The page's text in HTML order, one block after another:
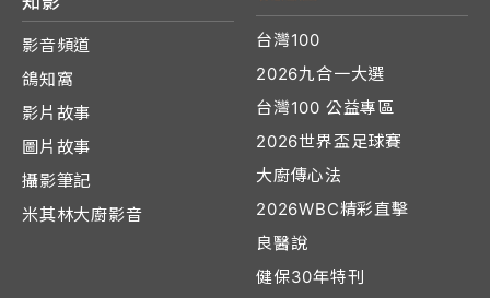
影音頻道
鴿知窩
影片故事
圖片故事
攝影筆記
米其林大廚影音
台灣100
2026九合一大選
台灣100 公益專區
2026世界盃足球賽
大廚傳心法
2026WBC精彩直擊
良醫說
健保30年特刊